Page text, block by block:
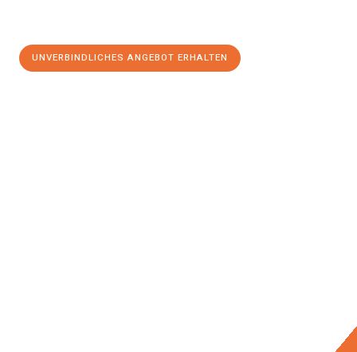
UNVERBINDLICHES ANGEBOT ERHALTEN